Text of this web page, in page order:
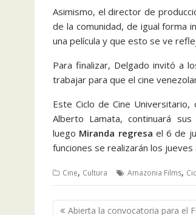
Asimismo, el director de
de la comunidad, de igual forma
una película y que esto se ve
Para finalizar, Delgado invitó a
trabajar para que el cine
Este Ciclo de Cine
Alberto Lamata, continuará sus
luego Miranda regresa el 6 de
funciones se realizarán los jueves
Cine, Cultura Amazonia Films,
Navegación
Abierta la convocatoria para el